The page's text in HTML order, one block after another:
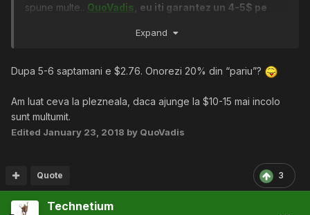
spune multe.. QuoVadis , eu iti garantez un 4-5$ pe
merg si la un pariu de 4 eth-uri printr-un admin!
Expand
Dupa 5-6 saptamani e $2.76. Onorezi 20% din “pariu”?
Am luat ceva la plezneala, daca ajunge la $10-15 mai incolo
sunt multumit.
Edited January 23, 2018 by QuoVadis
3
Quote
Technetium